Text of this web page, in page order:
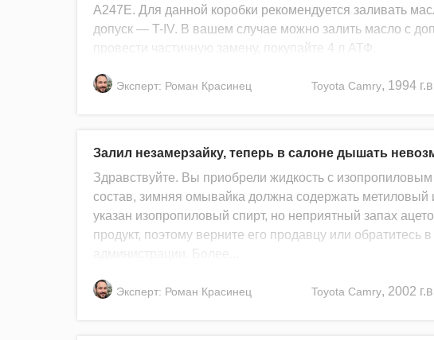
А247Е. Для данной коробки рекомендуется заливать
допуск — T-IV. В вашем случае можно залить масло с
провести частичную замену, покупайте 4 л АТФ.
Эксперт: Роман Красинец Toyota Camry, 1994
Залил незамерзайку, теперь в салоне дышать
Здравствуйте. Вы приобрели жидкость с
состав, зимняя омывайка должна содержать метиловый
указан изопропиловый спирт, но неприятный запах
продукт, поэтому верните его продавцу или
Эксперт: Роман Красинец Toyota Camry, 2002